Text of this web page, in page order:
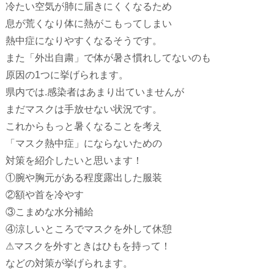
冷たい空気が肺に届きにくくなるため
息が荒くなり体に熱がこもってしまい
熱中症になりやすくなるそうです。
また「外出自粛」で体が暑さ慣れしてないのも
原因の1つに挙げられます。
県内では.感染者はあまり出ていませんが
まだマスクは手放せない状況です。
これからもっと暑くなることを考え
「マスク熱中症」にならないための
対策を紹介したいと思います！
①腕や胸元がある程度露出した服装
②額や首を冷やす
③こまめな水分補給
④涼しいところでマスクを外して休憩
⚠︎マスクを外すときはひもを持って！
などの対策が挙げられます。